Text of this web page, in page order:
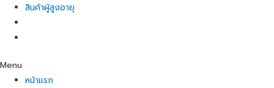
สินค้าผู้สูงอายุ
Menu
หน้าแรก